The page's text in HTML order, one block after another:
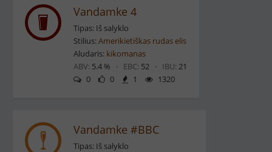
Vandamke 4
Tipas: Iš salyklo
Stilius:Amerikietiškas rudas elis
Aludaris: kikomanas
ABV: 5.4 % · EBC: 52 · IBU: 21
0
0 1 1320
Vandamke #BBC
Tipas: Iš salyklo